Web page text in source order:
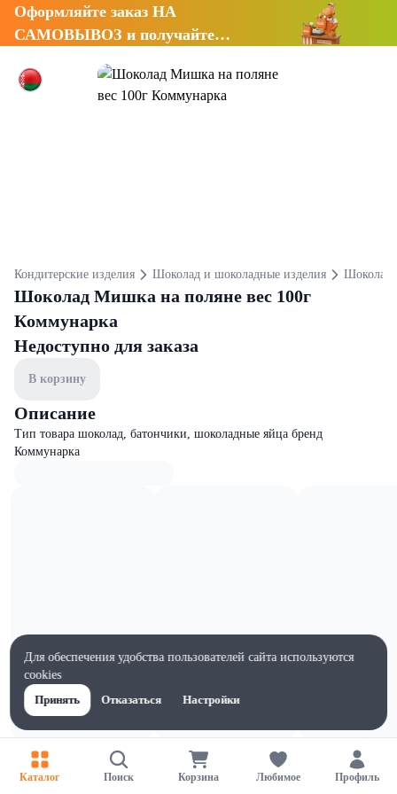
Оформляйте заказ НА
САМОВЫВОЗ и получайте
Кондитерские изделия Шоколад и шоколадные изделия Шоколад
Шоколад Мишка на поляне вес 100г
Коммунарка
Недоступно для заказа
В корзину
Описание
Тип товара шоколад, батончики, шоколадные яйца бренд
Коммунарка
Характеристики
Ширина, мм
Каталог Поиск Корзина Любимое Профиль
Для обеспечения удобства пользователей сайта используются
cookies
Принять
Отказаться Настройки